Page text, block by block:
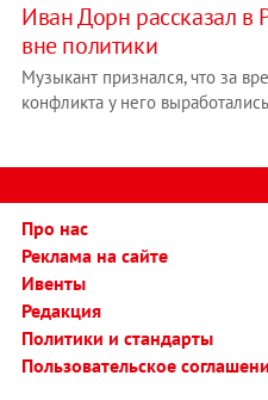
Иван Дорн рассказал в
вне политики
Музыкант признался, что за
конфликта у него
Про нас
Реклама на сайте
Ивенты
Редакция
Политики и стандарты
Пользовательское